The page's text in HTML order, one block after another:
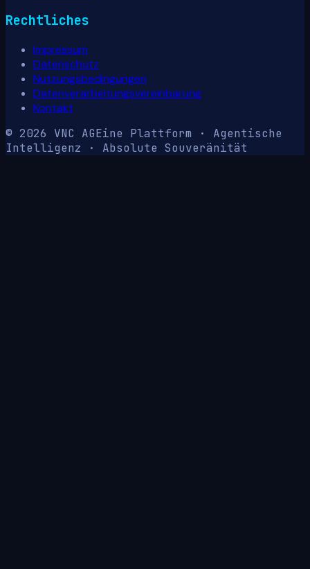
Rechtliches
Impressum
Datenschutz
Nutzungsbedingungen
Datenverarbeitungsvereinbarung
Kontakt
© 2026 VNC AGEine Plattform · Agentische
Intelligenz · Absolute Souveränität